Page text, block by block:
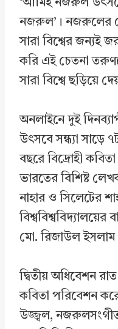
‘আমিই নজরুল
নজরুল’। নজরুলের যে
সারা বিশ্বের জন্যই
করি এই চেতনা
সারা বিশ্বে ছড়িয়ে
অনলাইনে দুই
উৎসবে সন্ধ্যা সাড়ে
বছরে বিদ্রোহী
ভারতের বিশিষ্ট
নাহার ও সিলেটের
মো. রিজাউল
দ্বিতীয় অধিবেশন
কবিতা পরিবেশন
উজ্জ্বল,